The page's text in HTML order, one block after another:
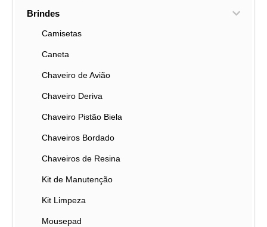
Brindes
Camisetas
Caneta
Chaveiro de Avião
Chaveiro Deriva
Chaveiro Pistão Biela
Chaveiros Bordado
Chaveiros de Resina
Kit de Manutenção
Kit Limpeza
Mousepad